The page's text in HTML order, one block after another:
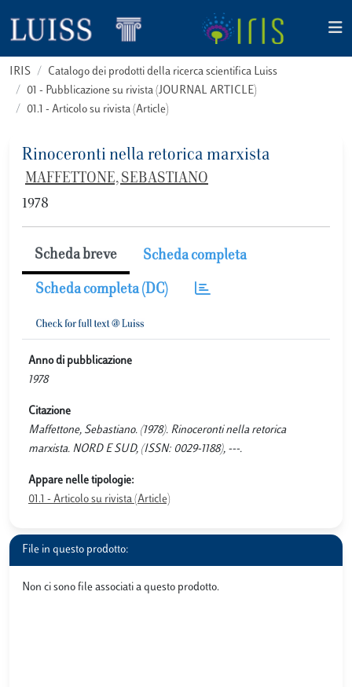
IRIS
Catalogo dei prodotti della ricerca scientifica Luiss
01 - Pubblicazione su rivista (JOURNAL ARTICLE)
01.1 - Articolo su rivista (Article)
Rinoceronti nella retorica marxista
MAFFETTONE, SEBASTIANO
1978
Scheda breve Scheda completa
Scheda completa (DC)
Anno di pubblicazione
1978
Citazione
Maffettone, Sebastiano. (1978). Rinoceronti nella retorica
marxista. NORD E SUD, (ISSN: 0029-1188), ---.
Appare nelle tipologie:
01.1 - Articolo su rivista (Article)
File in questo prodotto:
Non ci sono file associati a questo prodotto.